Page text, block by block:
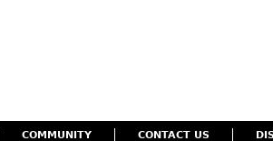
COMMUNITY CONTACT US